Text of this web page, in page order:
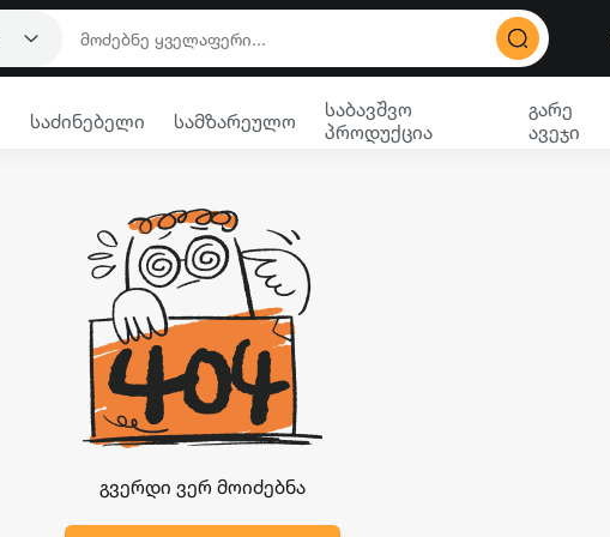
საძინებელი სამზარეულო
საბავშვო
პროდუქცია
გარე
ავეჯი
გვერდი ვერ მოიძებნა